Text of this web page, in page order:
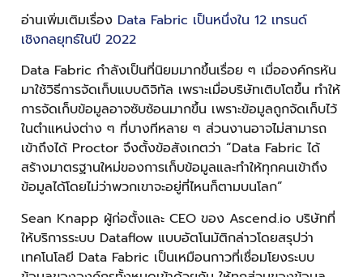
อ่านเพิ่มเติมเรื่อง Data Fabric เป็นหนึ่งใน 12 เทรนด์
เชิงกลยุทธ์ในปี 2022
Data Fabric กำลังเป็นที่นิยมมากขึ้นเรื่อย ๆ เมื่อองค์กรหัน
มาใช้วิธีการจัดเก็บแบบดิจิทัล เพราะเมื่อบริษัทเติบโตขึ้น ทำให้
การจัดเก็บข้อมูลอาจซับซ้อนมากขึ้น เพราะข้อมูลถูกจัดเก็บไว้
ในตำแหน่งต่าง ๆ ที่บางทีหลาย ๆ ส่วนงานอาจไม่สามารถ
เข้าถึงได้ Proctor จึงตั้งข้อสังเกตว่า “Data Fabric ได้
สร้างมาตรฐานใหม่ของการเก็บข้อมูลและทำให้ทุกคนเข้าถึง
ข้อมูลได้โดยไม่ว่าพวกเขาจะอยู่ที่ไหนก็ตามบนโลก”
Sean Knapp ผู้ก่อตั้งและ CEO ของ Ascend.io บริษัทที่
ให้บริการระบบ Dataflow แบบอัตโนมัติกล่าวโดยสรุปว่า
เทคโนโลยี Data Fabric เป็นเหมือนกาวที่เชื่อมโยงระบบ